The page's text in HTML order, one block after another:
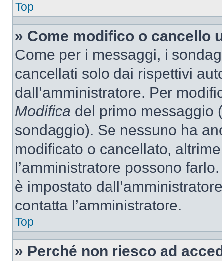
Top
» Come modifico o cancello
Come per i messaggi, i
cancellati solo dai rispettivi
dall’amministratore. Per
Modifica del primo messaggio
sondaggio). Se nessuno ha
modificato o cancellato,
l’amministratore possono
è impostato
contatta l’amministratore.
Top
» Perché non riesco ad